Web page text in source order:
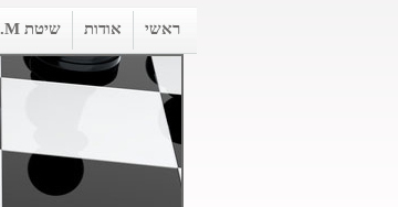
ראשי אודות שיטת A.C.M